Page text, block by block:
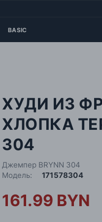
BASIC
ХУДИ ИЗ
ХЛОПКА
304
Джемпер BRYNN 304
Модель:
171578304
161.99 BYN